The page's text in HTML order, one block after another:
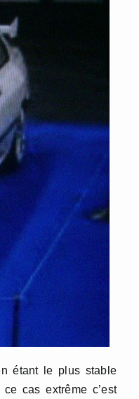
étant le plus stable
cas extrême c’est